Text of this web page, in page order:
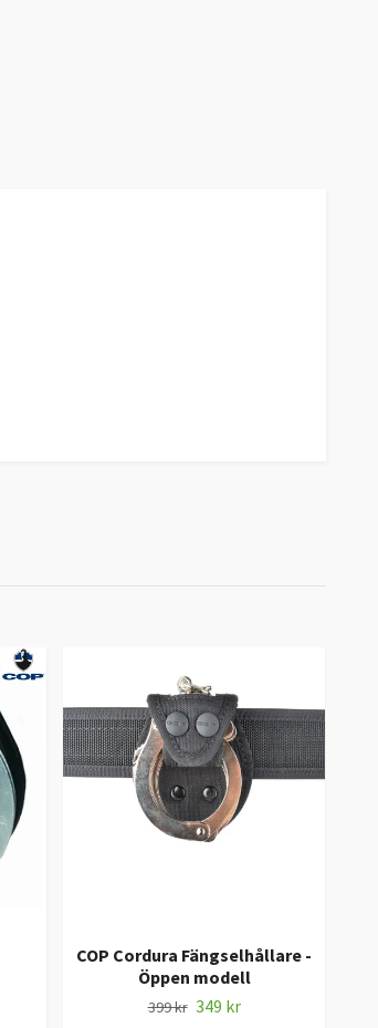
COP Cordura Fängselhållare -
Öppen modell
399 kr 349 kr